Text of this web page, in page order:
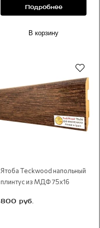
Подробнее
В корзину
Ятоба Teckwood напольный
плинтус из МДФ 75х16
800 руб.